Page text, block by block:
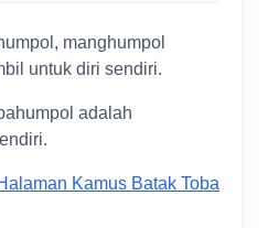
manghumpol
untuk diri sendiri.
adalah
Kamus Batak Toba